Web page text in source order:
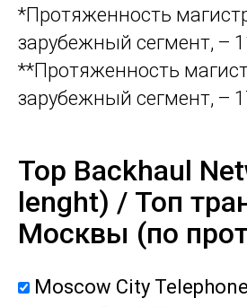
*Протяженность
зарубежный сегмент, –
**Протяженность
зарубежный сегмент, –
Top Backhaul
lenght) / Топ
Москвы (по
Moscow City Telephone